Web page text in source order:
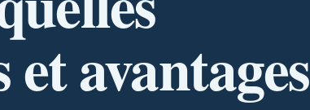
avantages